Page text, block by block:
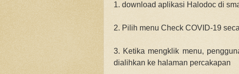
1. download aplikasi Halodoc di
2. Pilih menu Check COVID-19
3. Ketika mengklik menu,
dialihkan ke halaman percakapan